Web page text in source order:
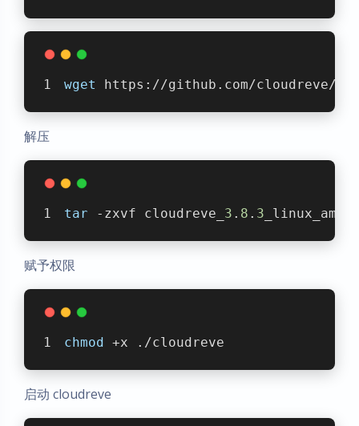
wget https://github.com/cloudreve/
解压
tar -zxvf cloudreve_ 3 . 8 . 3 _linux_amd
赋予权限
chmod +x ./cloudreve
启动 cloudreve